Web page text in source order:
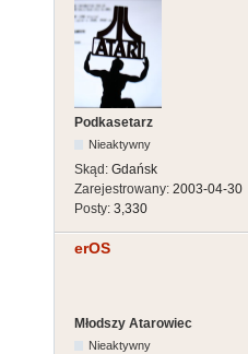
Podkasetarz
Nieaktywny
Skąd: Gdańsk
Zarejestrowany: 2003-04-30
Posty: 3,330
erOS
Młodszy Atarowiec
Nieaktywny